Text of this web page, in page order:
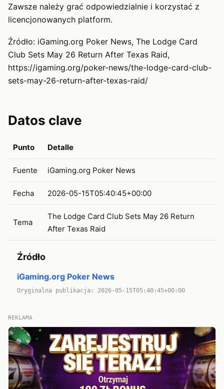
Zawsze należy grać odpowiedzialnie i korzystać z
licencjonowanych platform.
Źródło: iGaming.org Poker News, The Lodge Card
Club Sets May 26 Return After Texas Raid,
https://igaming.org/poker-news/the-lodge-card-club-
sets-may-26-return-after-texas-raid/
Datos clave
Punto Detalle
Fuente iGaming.org Poker News
Fecha 2026-05-15T05:40:45+00:00
Tema
The Lodge Card Club Sets May 26 Return
After Texas Raid
Źródło
iGaming.org Poker News
Oryginalna publikacja: 2026-05-15T05:40:45+00:00
REKLAMA